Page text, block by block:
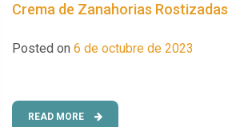
Crema de Zanahorias Rostizadas
Posted on 6 de octubre de 2023
READ MORE